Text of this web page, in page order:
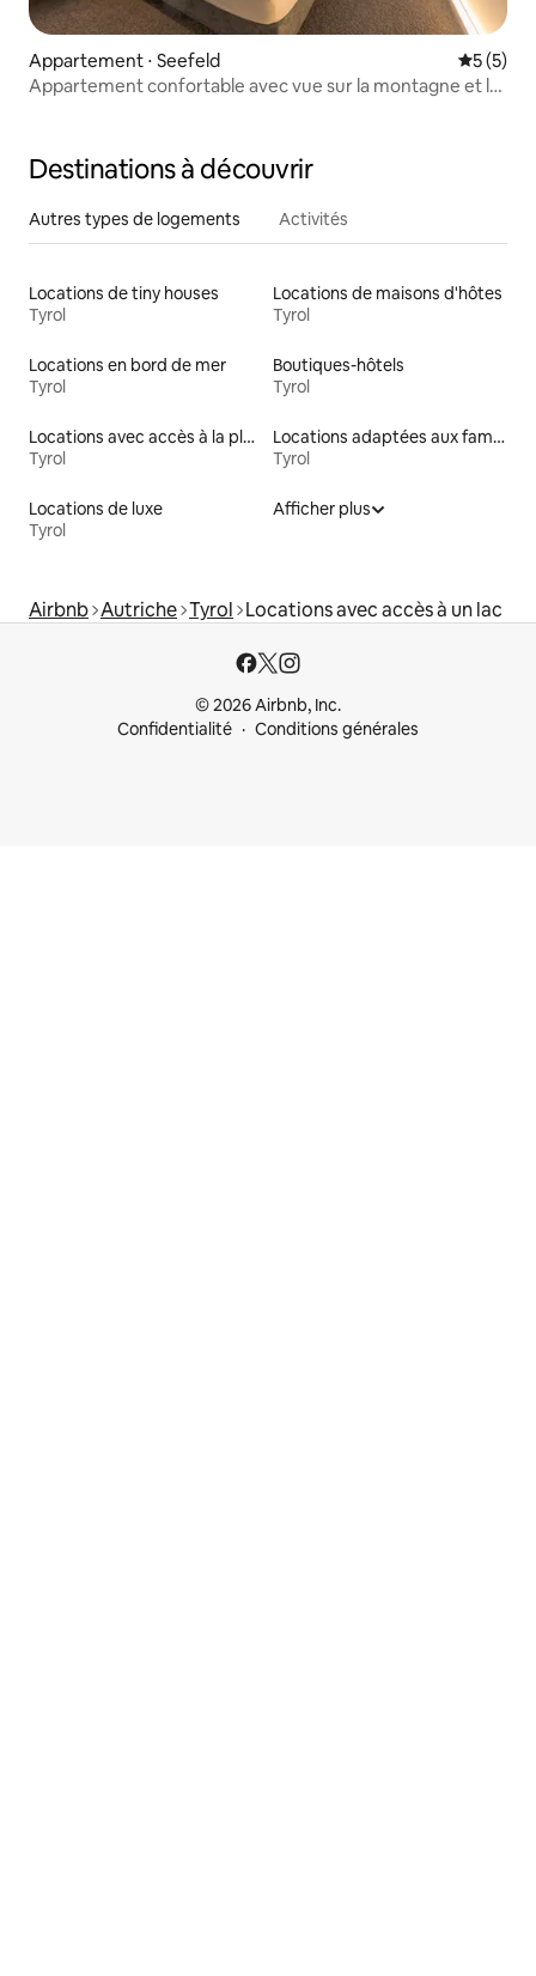
Appartement ⋅ Seefeld
5 (5)
Appartement confortable avec vue sur la montagne et le
Destinations à découvrir
Autres types de logements Activités
Locations de tiny houses
Tyrol
Locations de maisons d'hôtes
Tyrol
Locations en bord de mer
Tyrol
Boutiques-hôtels
Tyrol
Locations avec accès à la plage
Tyrol
Locations adaptées aux familles
Tyrol
Locations de luxe
Tyrol
Afficher plus
Airbnb Autriche Tyrol Locations avec accès à un lac
© 2026 Airbnb, Inc.
Confidentialité
Conditions générales